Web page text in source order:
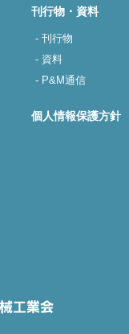
刊行物・資料
- 刊行物
- 資料
- P&M通信
個人情報保護方針